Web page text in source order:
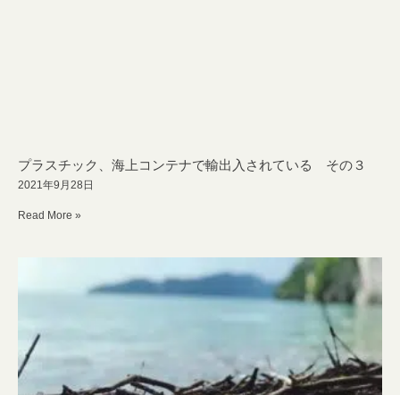
プラスチック、海上コンテナで輸出入されている その３
2021年9月28日
Read More »